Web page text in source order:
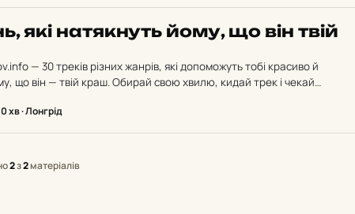
які на­тяк­нуть йому, що він твій
— 30 треків різних жанрів, які допоможуть тобі красиво й
що він — твій краш. Обирай свою хвилю, кидай трек і чекай…
хв · Лонгрід
2з2матеріалів